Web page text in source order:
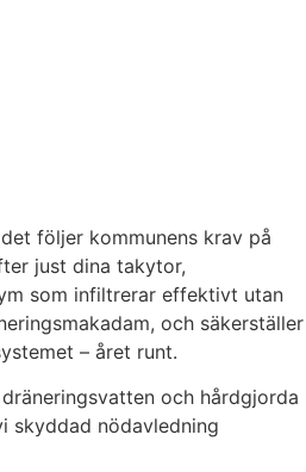
följer kommunens krav på
just dina takytor,
som infiltrerar effektivt utan
och säkerställer
– året runt.
och hårdgjorda
skyddad nödavledning